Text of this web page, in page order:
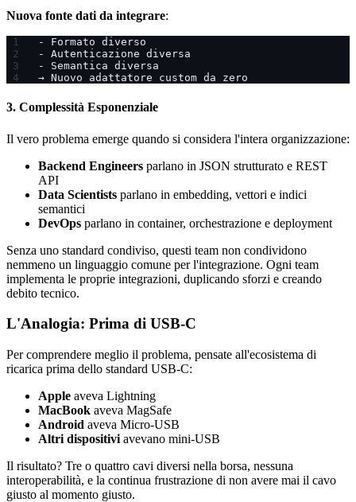
Nuova fonte dati da integrare:
- Formato diverso
- Autenticazione diversa
- Semantica diversa
→ Nuovo adattatore custom da zero
3. Complessità Esponenziale
Il vero problema emerge quando si considera l'intera organizzazione:
Backend Engineers parlano in JSON strutturato e REST
API
Data Scientists parlano in embedding, vettori e indici
semantici
DevOps parlano in container, orchestrazione e deployment
Senza uno standard condiviso, questi team non condividono
nemmeno un linguaggio comune per l'integrazione. Ogni team
implementa le proprie integrazioni, duplicando sforzi e creando
debito tecnico.
L'Analogia: Prima di USB-C
Per comprendere meglio il problema, pensate all'ecosistema di
ricarica prima dello standard USB-C:
Apple aveva Lightning
MacBook aveva MagSafe
Android aveva Micro-USB
Altri dispositivi avevano mini-USB
Il risultato? Tre o quattro cavi diversi nella borsa, nessuna
interoperabilità, e la continua frustrazione di non avere mai il cavo
giusto al momento giusto.